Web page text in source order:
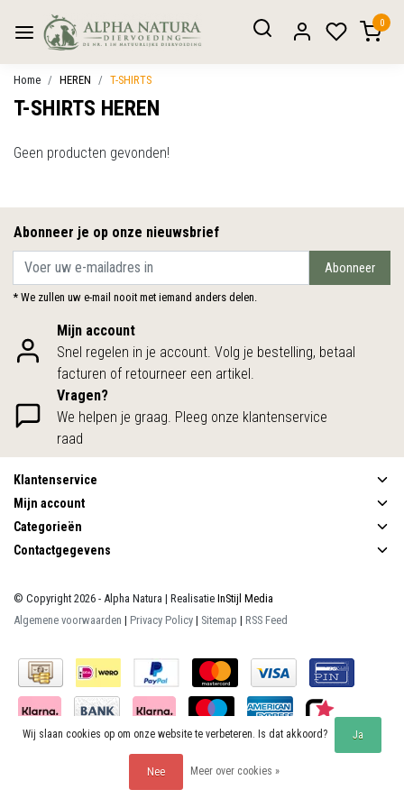
0
Home HEREN T-SHIRTS
T-SHIRTS HEREN
Geen producten gevonden!
Abonneer je op onze nieuwsbrief
Abonneer
* We zullen uw e-mail nooit met iemand anders delen.
Mijn account
Snel regelen in je account. Volg je bestelling, betaal
facturen of retourneer een artikel.
Vragen?
We helpen je graag. Pleeg onze klantenservice
raad
Klantenservice
Mijn account
Categorieën
Contactgegevens
© Copyright 2026 - Alpha Natura | Realisatie InStijl Media
Algemene voorwaarden | Privacy Policy | Sitemap | RSS Feed
KiyOh voor Alpha Natura: 9.9/10 (390 beoordelingen)
Wij slaan cookies op om onze website te verbeteren. Is dat akkoord? Ja
Nee Meer over cookies »